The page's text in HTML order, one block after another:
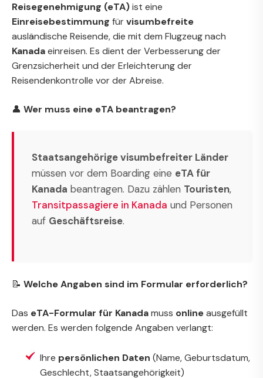
Reisegenehmigung (eTA)ist eine
Einreisebestimmung fürvisumbefreite
ausländische Reisende, die mit dem Flugzeug nach
Kanadaeinreisen. Es dient der Verbesserung der
Grenzsicherheit und der Erleichterung der
Reisendenkontrolle vor der Abreise.
👤 Wer muss eine eTA beantragen?
Staatsangehörige visumbefreiter Länder
müssen vor dem Boarding eine eTA für
Kanada beantragen. Dazu zählen Touristen,
Transitpassagiere in Kanada und Personen
auf Geschäftsreise.
📝 Welche Angaben sind im Formular erforderlich?
Das eTA-Formular für Kanadamuss onlineausgefüllt
werden. Es werden folgende Angaben verlangt:
Ihre persönlichen Daten (Name, Geburtsdatum,
Geschlecht, Staatsangehörigkeit)